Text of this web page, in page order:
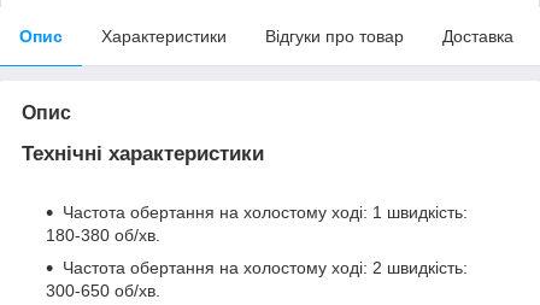
Опис Характеристики Відгуки про товар Доставка
Опис
Технічні характеристики
Частота обертання на холостому ході: 1 швидкість:
180-380 об/хв.
Частота обертання на холостому ході: 2 швидкість:
300-650 об/хв.